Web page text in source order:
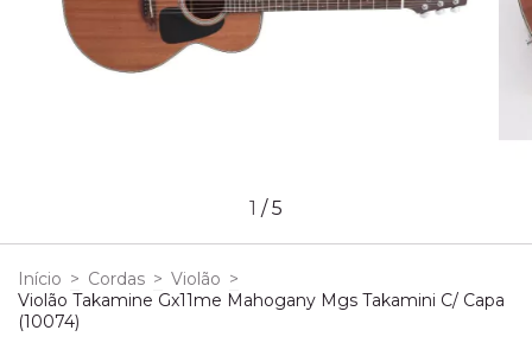
1 /5
Início > Cordas > Violão >
Violão Takamine Gx11me Mahogany Mgs Takamini C/ Capa
(10074)